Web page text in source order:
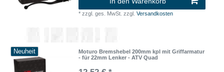
*zzgl. ges. MwSt. zzgl.Versandkosten
Neuheit
Moturo Bremshebel 200mm kpl mit Griffarmatur
- für 22mm Lenker - ATV Quad